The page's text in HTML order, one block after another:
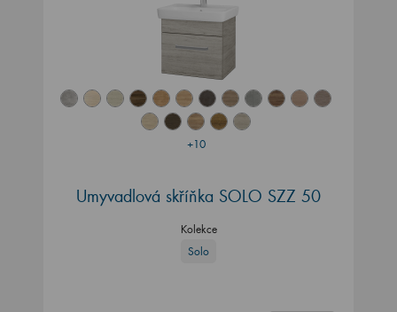
+10
Umyvadlová skříňka SOLO SZZ 50
Kolekce
Solo